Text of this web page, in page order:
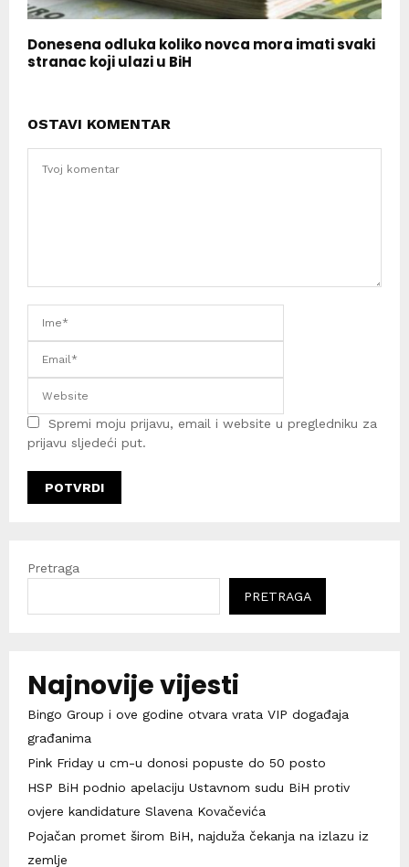
Donesena odluka koliko novca mora imati svaki
stranac koji ulazi u BiH
OSTAVI KOMENTAR
Spremi moju prijavu, email i website u pregledniku za
prijavu sljedeći put.
Pretraga
PRETRAGA
Najnovije vijesti
Bingo Group i ove godine otvara vrata VIP događaja
građanima
Pink Friday u cm-u donosi popuste do 50 posto
HSP BiH podnio apelaciju Ustavnom sudu BiH protiv
ovjere kandidature Slavena Kovačevića
Pojačan promet širom BiH, najduža čekanja na izlazu iz
zemlje